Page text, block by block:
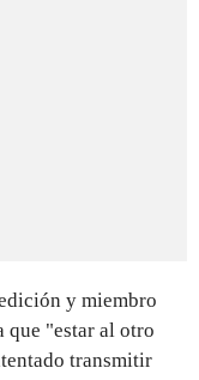
y miembro
que "estar al otro
transmitir